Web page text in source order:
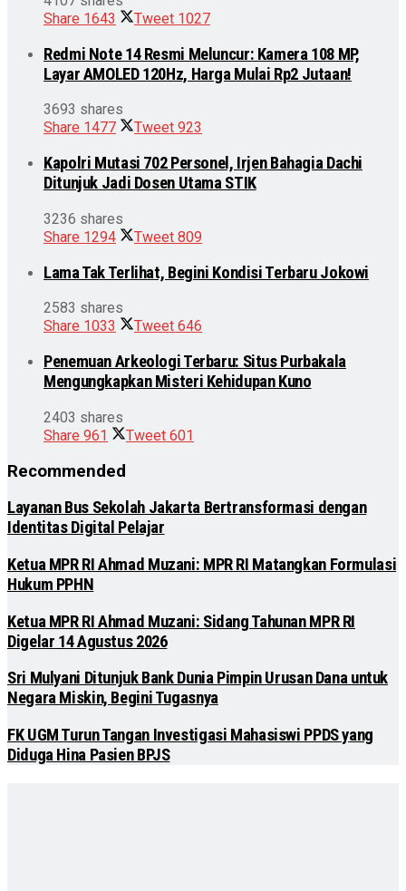
Share 1643 Tweet 1027
Redmi Note 14 Resmi Meluncur: Kamera 108 MP,
Layar AMOLED 120Hz, Harga Mulai Rp2 Jutaan!
3693 shares
Share 1477 Tweet 923
Kapolri Mutasi 702 Personel, Irjen Bahagia Dachi
Ditunjuk Jadi Dosen Utama STIK
3236 shares
Share 1294 Tweet 809
Lama Tak Terlihat, Begini Kondisi Terbaru Jokowi
2583 shares
Share 1033 Tweet 646
Penemuan Arkeologi Terbaru: Situs Purbakala
Mengungkapkan Misteri Kehidupan Kuno
2403 shares
Share 961 Tweet 601
Recommended
Layanan Bus Sekolah Jakarta Bertransformasi dengan
Identitas Digital Pelajar
Ketua MPR RI Ahmad Muzani: MPR RI Matangkan Formulasi
Hukum PPHN
Ketua MPR RI Ahmad Muzani: Sidang Tahunan MPR RI
Digelar 14 Agustus 2026
Sri Mulyani Ditunjuk Bank Dunia Pimpin Urusan Dana untuk
Negara Miskin, Begini Tugasnya
FK UGM Turun Tangan Investigasi Mahasiswi PPDS yang
Diduga Hina Pasien BPJS